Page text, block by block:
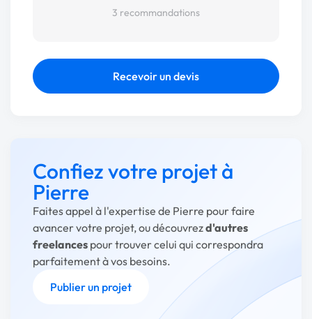
3 recommandations
Recevoir un devis
Confiez votre projet à
Pierre
Faites appel à l'expertise de Pierre pour faire
avancer votre projet, ou découvrezd'autres
freelances pour trouver celui qui correspondra
parfaitement à vos besoins.
Publier un projet